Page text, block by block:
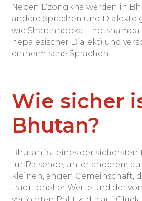
Neben Dzongkha werden in
andere Sprachen und Dialekte
wie Sharchhopka, Lhotshampa
nepalesischer Dialekt) und
einheimische Sprachen.
Wie sicher
Bhutan?
Bhutan ist eines der sichersten
für Reisende, unter anderem
kleinen, engen Gemeinschaft,
traditioneller Werte und der